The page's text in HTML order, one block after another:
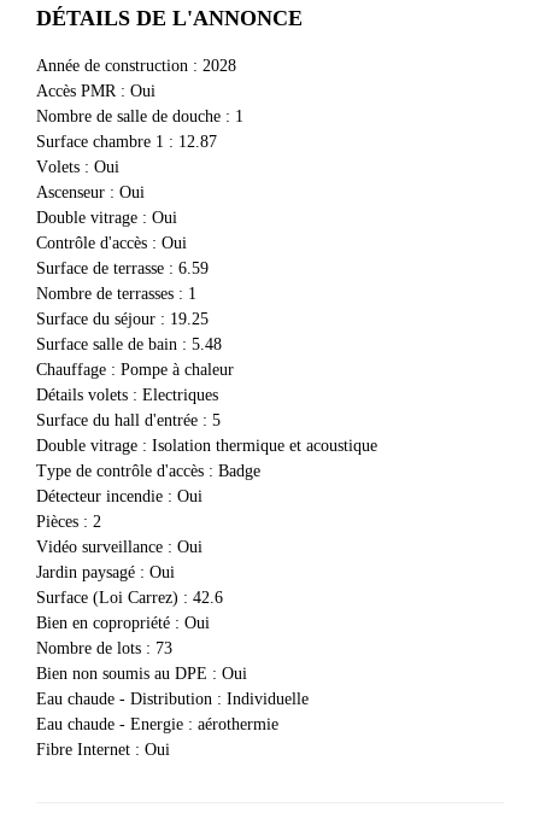
DÉTAILS DE L'ANNONCE
Année de construction : 2028
Accès PMR : Oui
Nombre de salle de douche: 1
Surface chambre 1 : 12.87
volets: Oui
Ascenseur: Oui
Double vitrage: Oui
Contrôle d'accès: Oui
Surface de terrasse: 6.59
Nombre de terrasses: 1
Surface du séjour: 19.25
Surface salle de bain : 5.48
Chauffage: Pompe à chaleur
détails volets: Electriques
Surface du hall d'entrée: 5
Double vitrage: Isolation thermique et acoustique
Type de contrôle d'accès: Badge
Détecteur incendie: Oui
Pièces: 2
Vidéo surveillance: Oui
Jardin paysagé: Oui
Surface (Loi Carrez) : 42.6
Bien en copropriété: Oui
Nombre de lots: 73
Bien non soumis au DPE : Oui
Eau chaude - Distribution : Individuelle
Eau chaude - Energie: aérothermie
Fibre Internet: Oui